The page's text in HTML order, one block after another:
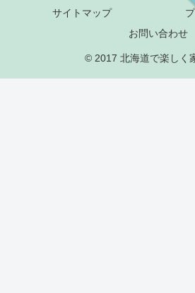
サイトマップ
お問い合わせ
© 2017 北海道で楽しく